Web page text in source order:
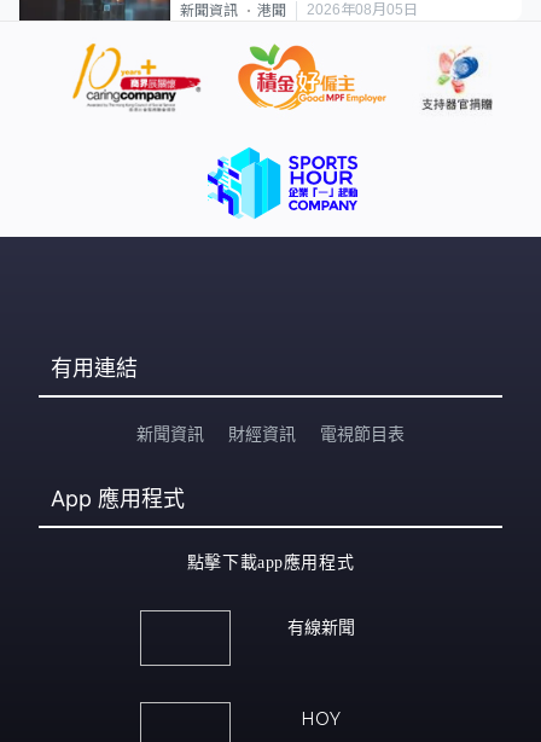
新聞資訊 港聞 2026年08月05日
有用連結
新聞資訊 財經資訊 電視節目表
App 應用程式
點擊下載app應用程式
有線新聞
HOY